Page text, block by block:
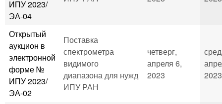
ИПУ 2023/
ЭА-04
Открытый
аукцион в
электронной
форме №
ИПУ 2023/
ЭА-02
Поставка
спектрометра
видимого
диапазона для нужд
ИПУ РАН
четверг,
апреля 6,
2023